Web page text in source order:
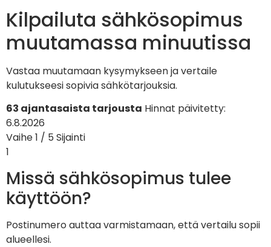
Kilpailuta sähkösopimus
muutamassa minuutissa
Vastaa muutamaan kysymykseen ja vertaile
kulutukseesi sopivia sähkötarjouksia.
63 ajantasaista tarjousta Hinnat päivitetty:
6.8.2026
Vaihe 1 / 5 Sijainti
1
Missä sähkösopimus tulee
käyttöön?
Postinumero auttaa varmistamaan, että vertailu sopii
alueellesi.